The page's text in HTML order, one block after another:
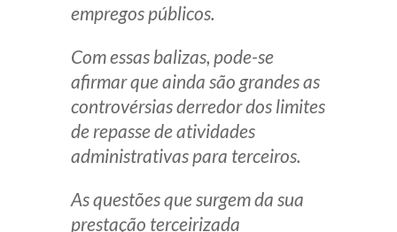
empregos públicos.
Com essas balizas, pode-se
afirmar que ainda são grandes as
controvérsias derredor dos limites
de repasse de atividades
administrativas para terceiros.
As questões que surgem da sua
prestação terceirizada